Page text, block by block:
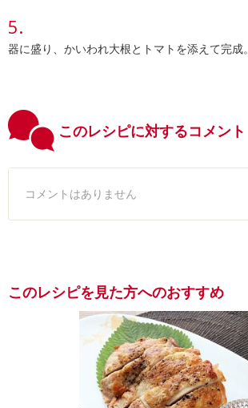
器に盛り、かいわれ大根とトマトを添えて完成。
このレシピに対するコメント
コメントはありません
このレシピを見た方へのおすすめ